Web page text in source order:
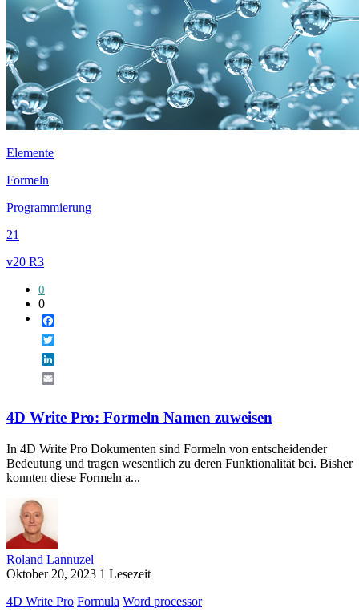
Elemente
Formeln
Programmierung
21
v20 R3
0
0
4D Write Pro: Formeln Namen zuweisen
In 4D Write Pro Dokumenten sind Formeln von entscheidender
Bedeutung und tragen wesentlich zu deren Funktionalität bei. Bisher
konnten diese Formeln a...
Roland Lannuzel
Oktober 20, 2023 1 Lesezeit
4D Write Pro Formula Word processor